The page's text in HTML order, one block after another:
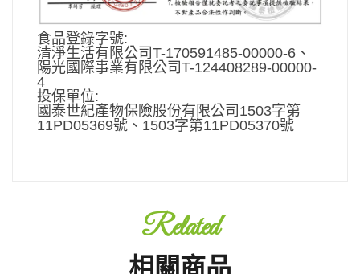
食品登錄字號:
清淨生活有限公司T-170591485-00000-6、
陽光國際事業有限公司T-124408289-00000-
4
投保單位:
國泰世紀產物保險股份有限公司1503字第
11PD05369號、1503字第11PD05370號
Related